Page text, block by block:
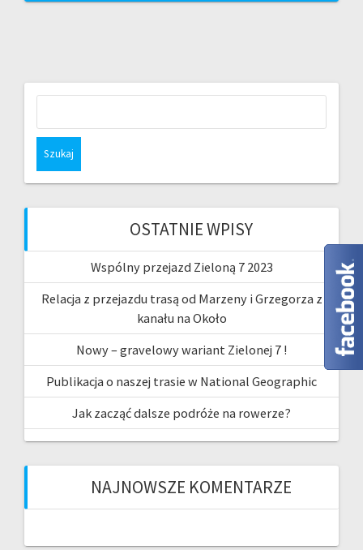
OSTATNIE WPISY
Wspólny przejazd Zieloną 7 2023
Relacja z przejazdu trasą od Marzeny i Grzegorza z
kanału na Około
Nowy – gravelowy wariant Zielonej 7 !
Publikacja o naszej trasie w National Geographic
Jak zacząć dalsze podróże na rowerze?
NAJNOWSZE KOMENTARZE